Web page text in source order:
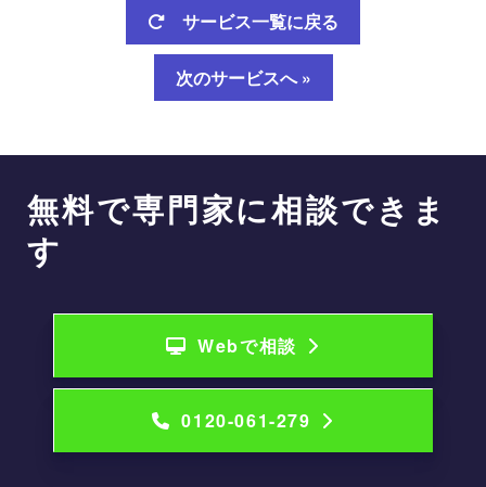
サービス一覧に戻る
次のサービスへ »
無料で専門家に相談できま
す
Webで相談
0120-061-279